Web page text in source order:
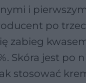
i
po
zabieg
Skóra jest po
stosować